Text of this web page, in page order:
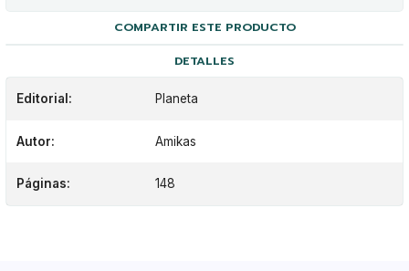
COMPARTIR ESTE PRODUCTO
DETALLES
Editorial: Planeta
Autor: Amikas
Páginas: 148